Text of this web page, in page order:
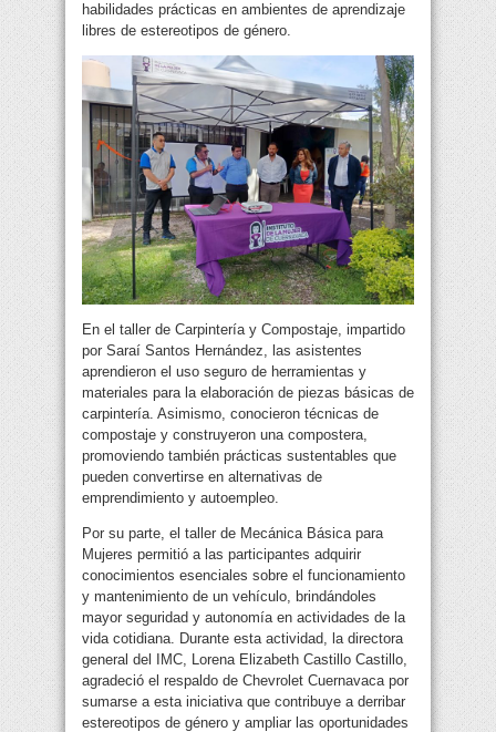
habilidades prácticas en ambientes de aprendizaje
libres de estereotipos de género.
En el taller de Carpintería y Compostaje, impartido
por Saraí Santos Hernández, las asistentes
aprendieron el uso seguro de herramientas y
materiales para la elaboración de piezas básicas de
carpintería. Asimismo, conocieron técnicas de
compostaje y construyeron una compostera,
promoviendo también prácticas sustentables que
pueden convertirse en alternativas de
emprendimiento y autoempleo.
Por su parte, el taller de Mecánica Básica para
Mujeres permitió a las participantes adquirir
conocimientos esenciales sobre el funcionamiento
y mantenimiento de un vehículo, brindándoles
mayor seguridad y autonomía en actividades de la
vida cotidiana. Durante esta actividad, la directora
general del IMC, Lorena Elizabeth Castillo Castillo,
agradeció el respaldo de Chevrolet Cuernavaca por
sumarse a esta iniciativa que contribuye a derribar
estereotipos de género y ampliar las oportunidades